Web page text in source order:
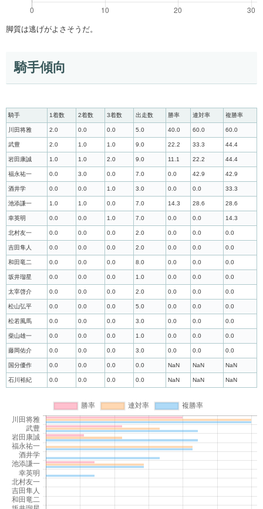
脚質は逃げがよさそうだ。
騎手傾向
騎手 1着数 2着数 3着数 出走数 勝率 連対率 複勝率
川田将雅 2.0 0.0 0.0 5.0 40.0 60.0 60.0
武豊 2.0 1.0 1.0 9.0 22.2 33.3 44.4
岩田康誠 1.0 1.0 2.0 9.0 11.1 22.2 44.4
福永祐一 0.0 3.0 0.0 7.0 0.0 42.9 42.9
酒井学 0.0 0.0 1.0 3.0 0.0 0.0 33.3
池添謙一 1.0 1.0 0.0 7.0 14.3 28.6 28.6
幸英明 0.0 0.0 1.0 7.0 0.0 0.0 14.3
北村友一 0.0 0.0 0.0 2.0 0.0 0.0 0.0
吉田隼人 0.0 0.0 0.0 2.0 0.0 0.0 0.0
和田竜二 0.0 0.0 0.0 8.0 0.0 0.0 0.0
坂井瑠星 0.0 0.0 0.0 1.0 0.0 0.0 0.0
太宰啓介 0.0 0.0 0.0 2.0 0.0 0.0 0.0
松山弘平 0.0 0.0 0.0 5.0 0.0 0.0 0.0
松若風馬 0.0 0.0 0.0 3.0 0.0 0.0 0.0
柴山雄一 0.0 0.0 0.0 1.0 0.0 0.0 0.0
藤岡佑介 0.0 0.0 0.0 3.0 0.0 0.0 0.0
国分優作 0.0 0.0 0.0 0.0 NaN NaN NaN
石川裕紀 0.0 0.0 0.0 0.0 NaN NaN NaN